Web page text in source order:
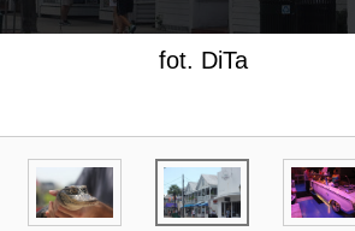
fot. DiTa